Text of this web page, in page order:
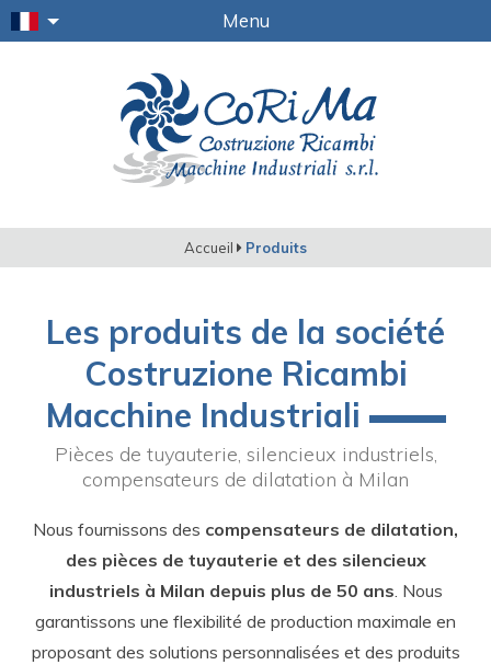
Menu
Accueil Produits
Les produits de la société
Costruzione Ricambi
Macchine Industriali
Pièces de tuyauterie, silencieux industriels,
compensateurs de dilatation à Milan
Nous fournissons des compensateurs de dilatation,
des pièces de tuyauterie et des silencieux
industriels à Milan depuis plus de 50 ans. Nous
garantissons une flexibilité de production maximale en
proposant des solutions personnalisées et des produits